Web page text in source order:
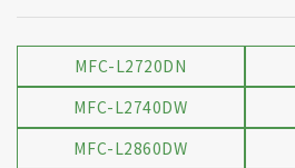
MFC-L2720DN
MFC-L2740DW
MFC-L2860DW